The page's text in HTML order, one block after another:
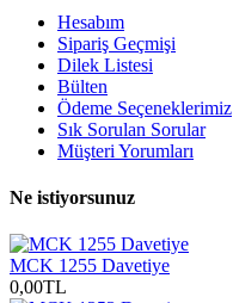
Hesabım
Sipariş Geçmişi
Dilek Listesi
Bülten
Ödeme Seçeneklerimiz
Sık Sorulan Sorular
Müşteri Yorumları
Ne istiyorsunuz
MCK 1255 Davetiye
0,00TL